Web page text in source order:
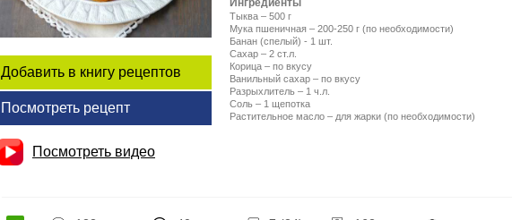
Добавить в книгу рецептов
Посмотреть рецепт
Посмотреть видео
Ингредиенты
Тыква – 500 г
Мука пшеничная – 200-250 г (по необходимости)
Банан (спелый) - 1 шт.
Сахар – 2 ст.л.
Корица – по вкусу
Ванильный сахар – по вкусу
Разрыхлитель – 1 ч.л.
Соль – 1 щепотка
Растительное масло – для жарки (по необходимости)